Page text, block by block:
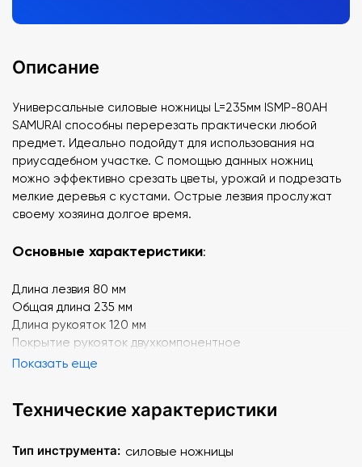
Описание
Универсальные силовые ножницы L=235мм ISMP-80AH
SAMURAI способны перерезать практически любой
предмет. Идеально подойдут для использования на
приусадебном участке. С помощью данных ножниц
можно эффективно срезать цветы, урожай и подрезать
мелкие деревья с кустами. Острые лезвия прослужат
своему хозяина долгое время.
Основные характеристики:
Длина лезвия 80 мм
Общая длина 235 мм
Длина рукояток 120 мм
Покрытие рукояток двухкомпонентное
Показать еще
Технические характеристики
Тип инструмента: силовые ножницы